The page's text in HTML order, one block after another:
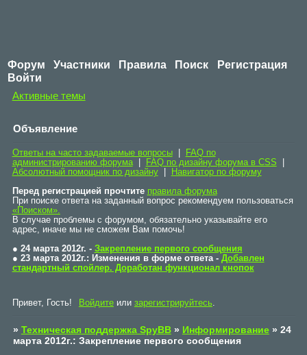
Форум Участники Правила Поиск
Регистрация
Войти
Активные темы
Объявление
Ответы на часто задаваемые вопросы|
FAQ по
администрированию форума| FAQ по дизайну форума в CSS
Абсолютный помощник по дизайну|
Навигатор по форуму
Перед регистрацией прочтите правила форума
При поиске ответа на заданный вопрос рекомендуем пользоваться
«Поиском».
В случае проблемы с форумом, обязательно указывайте его
адрес, иначе мы не сможем Вам помочь!
● 24 марта 2012г. - Закрепление первого сообщения
● 23 марта 2012г.: Изменения в форме ответа - Добавлен
стандартный спойлер. Доработан функционал кнопок
Привет, Гость! Войдитеили зарегистрируйтесь.
» Техническая поддержка SpyBB » Информирование » 24
марта 2012г.: Закрепление первого сообщения